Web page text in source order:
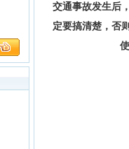
交通事故发生后
定要搞清楚，否